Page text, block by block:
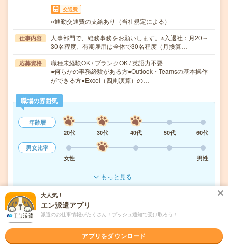
交通費
○通勤交通費の支給あり（当社規定による）
仕事内容
人事部門で、総務事務をお願いします。※入退社：月20～
30名程度、有期雇用は全体で30名程度（月換算…
応募資格
職種未経験OK / ブランクOK / 英語力不要
●何らかの事務経験がある方●Outlook・Teamsの基本操作
ができる方●Excel（四則演算）の…
職場の雰囲気
年齢層
20代
30代 40代 50代
60代
男女比率
女性
男性
もっと見る
気になる!
派遣会社 ヒューマンリソシア株式会社
大人気！
エン派遣アプリ
派遣のお仕事情報がたくさん！プッシュ通知で受け取ろう！
アプリをダウンロード